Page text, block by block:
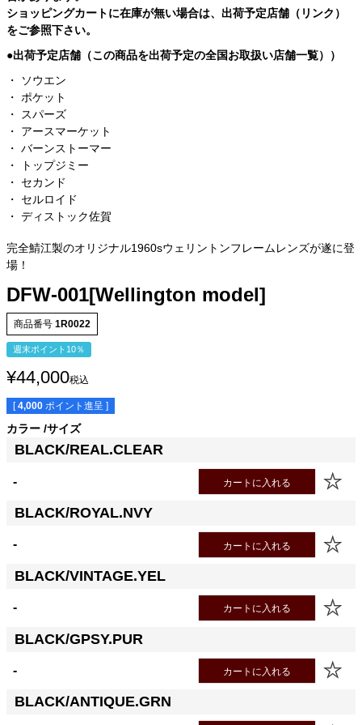
ショッピングカートに在庫が無い場合は、出荷予定店舗（リンク）
をご参照下さい。
●出荷予定店舗（この商品を出荷予定の全国お取扱い店舗一覧））
・
ソウエン
・ ポケット
・ スパーズ
・ アースマーケット
・ バーンストーマー
・
トップジミー
・ セカンド
・ セルロイド
・ ディストック佐賀
完全鯖江製のオリジナル1960sウェリントンフレームレンズが遂に登
場！
DFW-001[Wellington model]
商品番号 1R0022
週末ポイント10％
¥44,000税込
[ 4,000 ポイント進呈 ]
カラー サイズ
BLACK/REAL.CLEAR
- カートに入れる
BLACK/ROYAL.NVY
- カートに入れる
BLACK/VINTAGE.YEL
- カートに入れる
BLACK/GPSY.PUR
- カートに入れる
BLACK/ANTIQUE.GRN